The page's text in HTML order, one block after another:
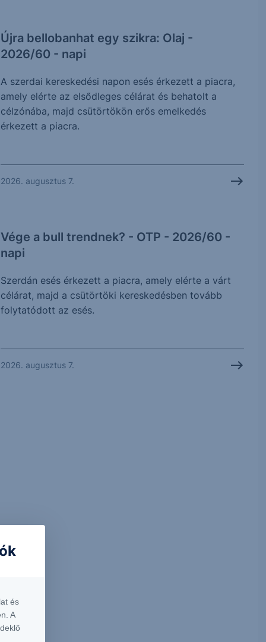
Újra bellobanhat egy szikra: Olaj -
2026/60 - napi
A szerdai kereskedési napon esés érkezett a piacra,
amely elérte az elsődleges célárat és behatolt a
célzónába, majd csütörtökön erős emelkedés
érkezett a piacra.
2026. augusztus 7.
Vége a bull trendnek? - OTP - 2026/60 -
napi
Szerdán esés érkezett a piacra, amely elérte a várt
célárat, majd a csütörtöki kereskedésben tovább
folytatódott az esés.
2026. augusztus 7.
és
A